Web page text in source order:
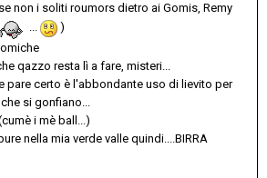
non i soliti roumors dietro ai Gomis, Remy
...
)
qazzo resta lì a fare, misteri...
pare certo è l'abbondante uso di lievito per
si gonfiano...
i mè ball...)
nella mia verde valle quindi....BIRRA